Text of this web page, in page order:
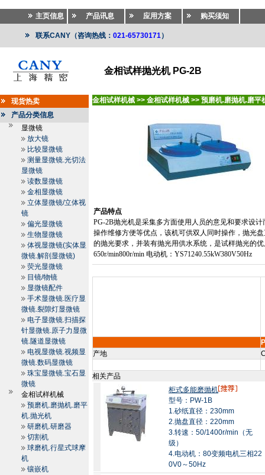
主页信息 产品讯息 应用方案 购买须知
联系CANY（咨询热线： 021-65730171）
金相试样抛光机 PG-2B
现货热卖
产品分类信息
显微镜
放大镜
比较显微镜
测量显微镜.光切法
显微镜
读数显微镜
金相显微镜
立体显微镜/立体视
镜
偏光显微镜
生物显微镜
体视显微镜(实体显
微镜.解剖显微镜)
荧光显微镜
目镜/物镜
显微镜配件
手术显微镜.医疗显
微镜.裂隙灯显微镜
电子显微镜.扫描探
针显微镜.原子力显微
镜.隧道显微镜
电视显微镜.视频显
微镜.数码显微镜
珠宝显微镜.宝石显
微镜
金相试样机械
预磨机.磨抛机.磨平
机.抛光机
研磨机.研磨器
切割机
球磨机.行星式球摩
机
镶嵌机
金相试样机械 >> 金相试样机械 >> 预磨机.磨抛机.磨平
产品特点
PG-2B抛光机是采集多方面使用人员的意见和要求设
操作维修方便等优点，该机可供双人同时操作，抛光
的抛光要求，并装有抛光用供水系统，是试样抛光的
650r/min800r/min 电动机： YS71240.55kW380V50Hz
产地
相关产品
柜式多能磨抛机
型号：PW-1B
1.砂纸直径：230mm
2.抛盘直径：220mm
3.转速：50/1400r/min（无
级）
4.电动机：80变频电机三相22
0V0～50Hz